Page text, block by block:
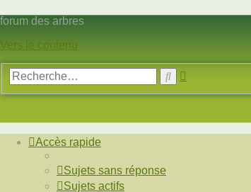
forum des arbres
Vers le contenu
Rechercher
Accès rapide
Sujets sans réponse
Sujets actifs